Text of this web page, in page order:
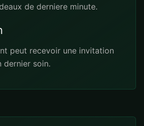
de derniere minute.
peut recevoir une invitation
dernier soin.